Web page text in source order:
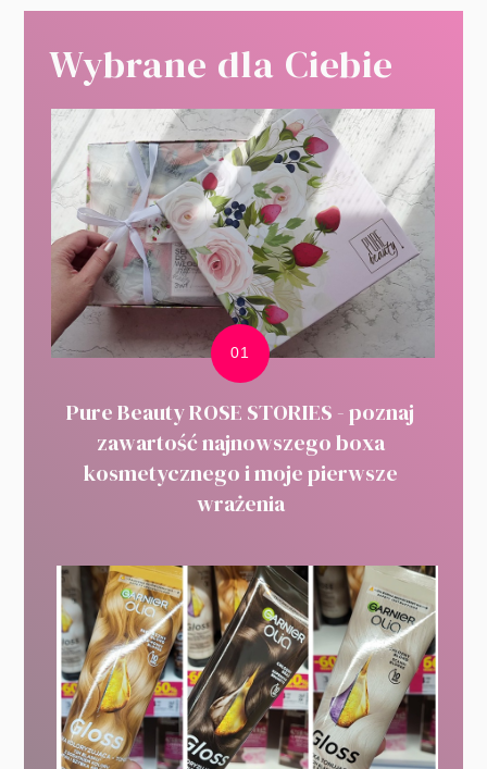
Wybrane dla Ciebie
Pure Beauty ROSE STORIES - poznaj
zawartość najnowszego boxa
kosmetycznego i moje pierwsze
wrażenia